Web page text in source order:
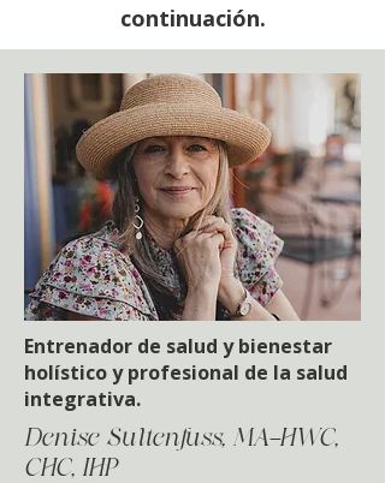
continuación.
Entrenador de salud y bienestar
holístico y profesional de la salud
integrativa.
Denise Sultenfuss, MA-HWC,
CHC, IHP